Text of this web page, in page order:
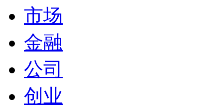
市场
金融
公司
创业